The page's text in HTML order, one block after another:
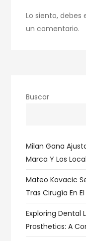
Lo siento, debes
un comentario.
Buscar
Milan Gana
Marca Y Los
Mateo Kovacic
Tras Cirugía En
Exploring Dental
Prosthetics: A